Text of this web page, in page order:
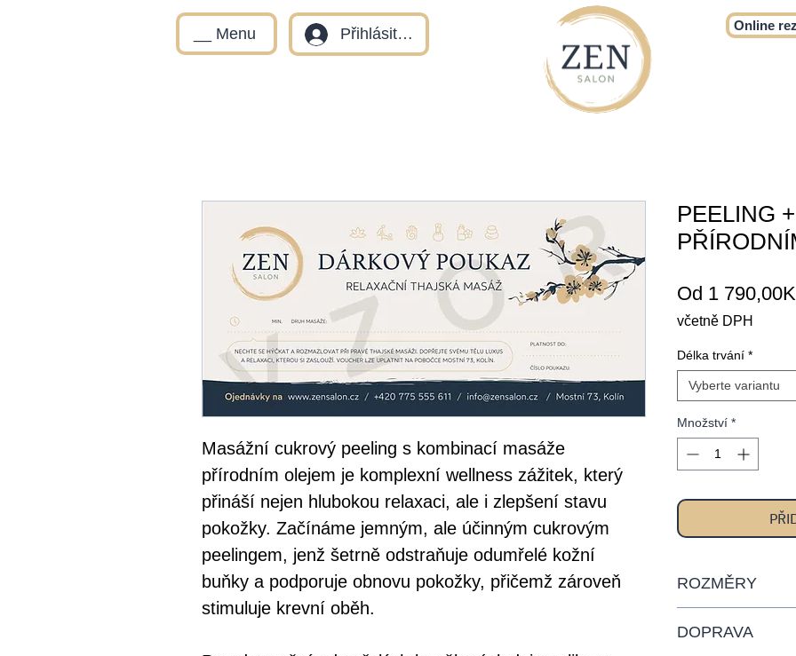
__ Menu Přihlásit se Online
Masážní cukrový peeling s kombinací masáže
přírodním olejem je komplexní wellness zážitek, který
přináší nejen hlubokou relaxaci, ale i zlepšení stavu
pokožky. Začínáme jemným, ale účinným cukrovým
peelingem, jenž šetrně odstraňuje odumřelé kožní
buňky a podporuje obnovu pokožky, přičemž zároveň
stimuluje krevní oběh.
PEELING
Od 1
včetně DPH
Délka trvání *
Vyberte variantu
Množství *
ROZMĚRY
rozměrech 21x9
DOPRAVA